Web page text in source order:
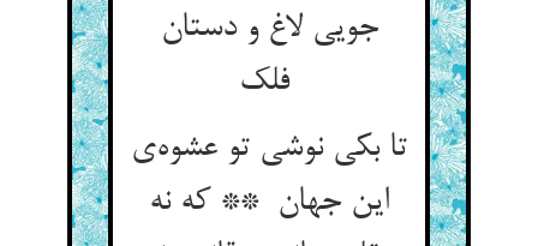
جویی لاغ و دستان
فلک
تا بکی نوشی تو عشوه‌ی
این جهان ** که نه